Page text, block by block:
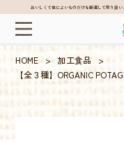
おいしくて体によいものだけを厳選して取り扱
HOME > 加工食品
>
【全３種】ORGANIC